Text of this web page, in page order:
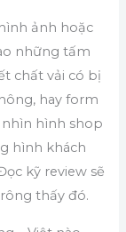
ảnh hoặc
những tấm
chất vải có bị
hay form
hình shop
hình khách
kỹ review sẽ
thấy đó.